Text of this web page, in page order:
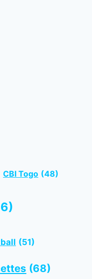
CBI Togo (48)
(51)
(68)